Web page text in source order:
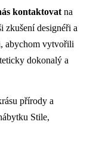
kontaktovat na
zkušení designéři a
abychom vytvořili
dokonalý a
přírody a
Stile,